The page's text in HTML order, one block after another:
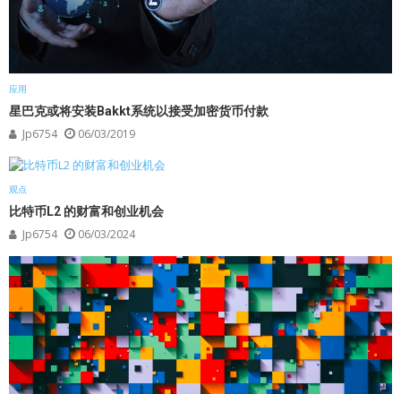
应用
星巴克或将安装Bakkt系统以接受加密货币付款
Jp6754 06/03/2019
观点
比特币L2 的财富和创业机会
Jp6754 06/03/2024